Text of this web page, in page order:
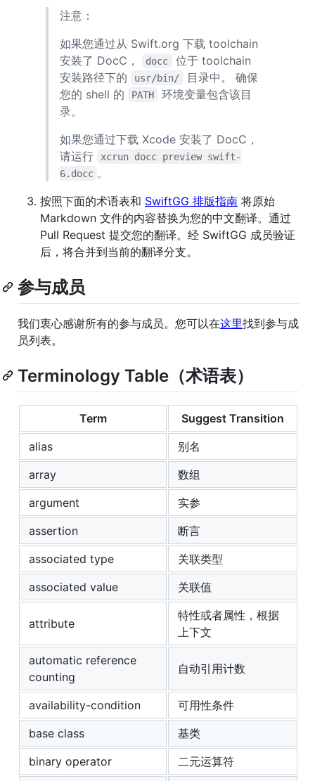
注意：
如果您通过从 Swift.org 下载 toolchain
安装了 DocC，
docc
位于 toolchain
安装路径下的
usr/bin/
目录中。 确保
您的 shell 的
PATH
环境变量包含该目
录。
如果您通过下载 Xcode 安装了 DocC，
请运行
xcrun docc preview swift-
6.docc 。
按照下面的术语表和 SwiftGG 排版指南 将原始
Markdown 文件的内容替换为您的中文翻译。通过
Pull Request 提交您的翻译。经 SwiftGG 成员验证
后，将合并到当前的翻译分支。
参与成员
我们衷心感谢所有的参与成员。您可以在这里找到参与成
员列表。
Terminology Table（术语表）
Term
Suggest Transition
alias
别名
array
数组
argument
实参
assertion
断言
associated type
关联类型
associated value
关联值
attribute
特性或者属性，根据
上下文
automatic reference
counting
自动引用计数
availability-condition
可用性条件
base class
基类
binary operator
二元运算符